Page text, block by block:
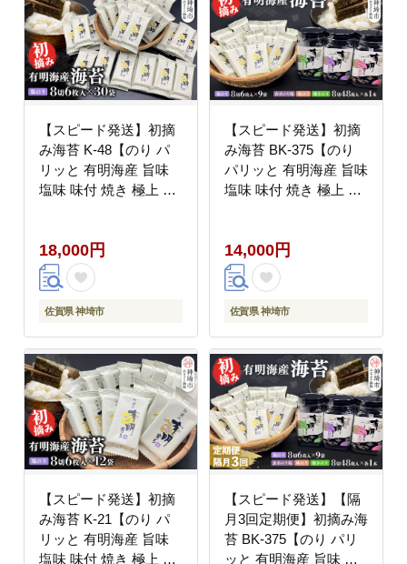
【スピード発送】初摘
み海苔 K-48【のり パ
リッと 有明海産 旨味
塩味 味付 焼き 極上 絶
18,000円
佐賀県 神埼市
【スピード発送】初摘
み海苔 BK-375【のり
パリッと 有明海産 旨味
塩味 味付 焼き 極上 絶
14,000円
佐賀県 神埼市
【スピード発送】初摘
み海苔 K-21【のり パ
リッと 有明海産 旨味
塩味 味付 焼き 極上 絶
【スピード発送】【隔
月3回定期便】初摘み海
苔 BK-375【のり パリ
ッと 有明海産 旨味 塩